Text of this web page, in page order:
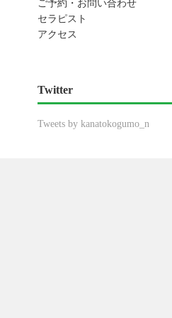
ご予約・お問い合わせ
セラピスト
アクセス
Twitter
Tweets by kanatokogumo_n